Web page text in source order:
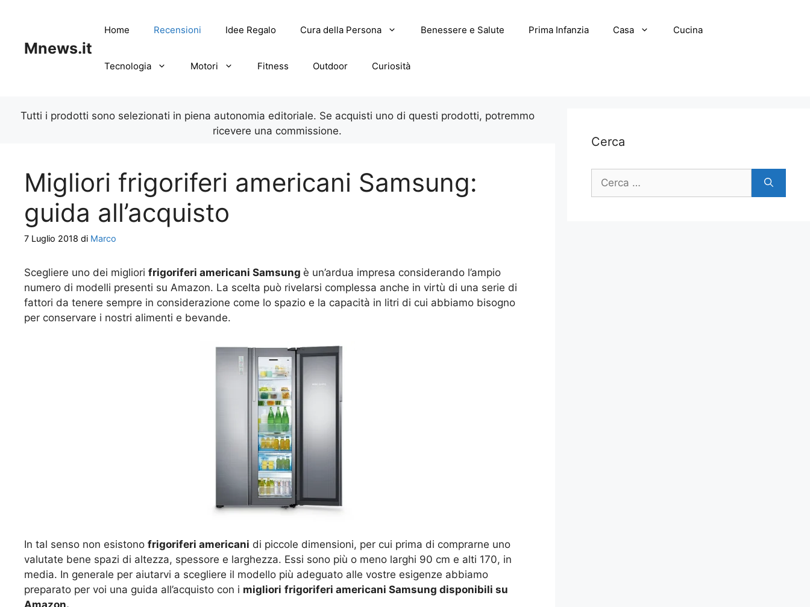
Mnews.it
Home Recensioni Idee Regalo Cura della Persona Benessere e Salute Prima Infanzia Casa Cucina
Tecnologia Motori Fitness Outdoor Curiosità
Tutti i prodotti sono selezionati in piena autonomia editoriale. Se acquisti uno di questi prodotti, potremmo
ricevere una commissione.
Migliori frigoriferi americani Samsung:
guida all’acquisto
7 Luglio 2018 di Marco
Scegliere uno dei migliori frigoriferi americani Samsung è un’ardua impresa considerando l’ampio
numero di modelli presenti su Amazon. La scelta può rivelarsi complessa anche in virtù di una serie di
fattori da tenere sempre in considerazione come lo spazio e la capacità in litri di cui abbiamo bisogno
per conservare i nostri alimenti e bevande.
In tal senso non esistono frigoriferi americani di piccole dimensioni, per cui prima di comprarne uno
valutate bene spazi di altezza, spessore e larghezza. Essi sono più o meno larghi 90 cm e alti 170, in
media. In generale per aiutarvi a scegliere il modello più adeguato alle vostre esigenze abbiamo
preparato per voi una guida all’acquisto con i migliori frigoriferi americani Samsung disponibili su
Cerca
Ricerca